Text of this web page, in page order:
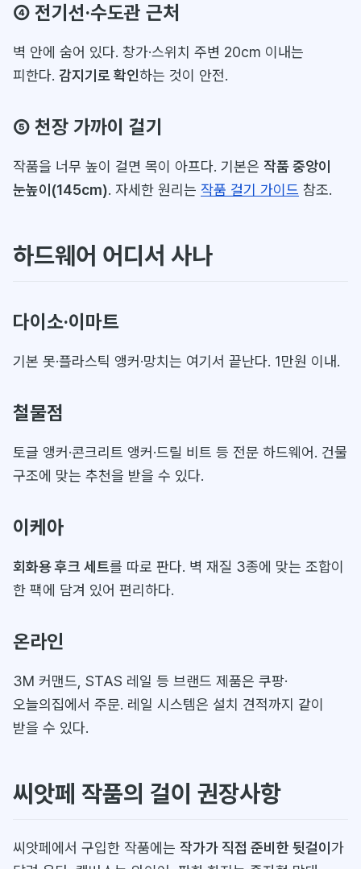
④ 전기선·수도관 근처
벽 안에 숨어 있다. 창가·스위치 주변 20cm 이내는
피한다. 감지기로 확인하는 것이 안전.
⑤ 천장 가까이 걸기
작품을 너무 높이 걸면 목이 아프다. 기본은 작품 중앙이
눈높이(145cm). 자세한 원리는 작품 걸기 가이드 참조.
하드웨어 어디서 사나
다이소·이마트
기본 못·플라스틱 앵커·망치는 여기서 끝난다. 1만원 이내.
철물점
토글 앵커·콘크리트 앵커·드릴 비트 등 전문 하드웨어. 건물
구조에 맞는 추천을 받을 수 있다.
이케아
회화용 후크 세트를 따로 판다. 벽 재질 3종에 맞는 조합이
한 팩에 담겨 있어 편리하다.
온라인
3M 커맨드, STAS 레일 등 브랜드 제품은 쿠팡·
오늘의집에서 주문. 레일 시스템은 설치 견적까지 같이
받을 수 있다.
씨앗페 작품의 걸이 권장사항
씨앗페에서 구입한 작품에는 작가가 직접 준비한 뒷걸이 가